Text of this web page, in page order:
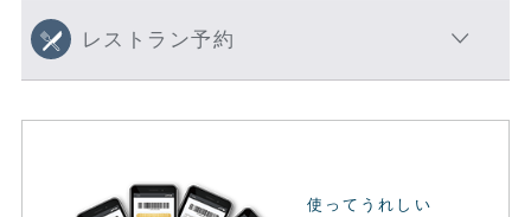
レストラン予約
使ってうれしい